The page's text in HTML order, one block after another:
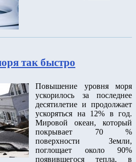
так быстро
Повышение уровня моря
ускорилось за последнее
десятилетие и продолжает
ускоряться на 12% в год.
Мировой океан, который
покрывает 70 %
поверхности Земли,
поглощает около 90%
появившегося тепла, в